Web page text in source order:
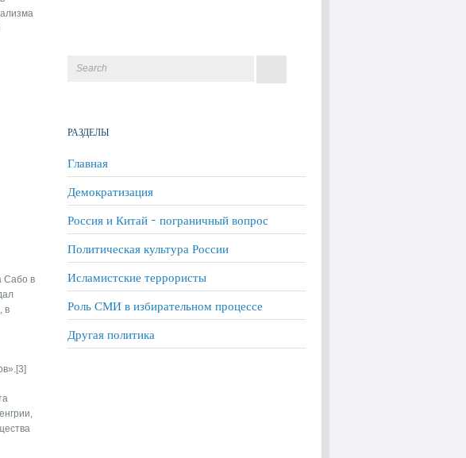
Сабо в
в
РАЗДЕЛЫ
Главная
Демократизация
Россия и Китай - пограничный вопрос
Политическая культура России
Исламистские террористы
Роль СМИ в избирательном процессе
Другая политика